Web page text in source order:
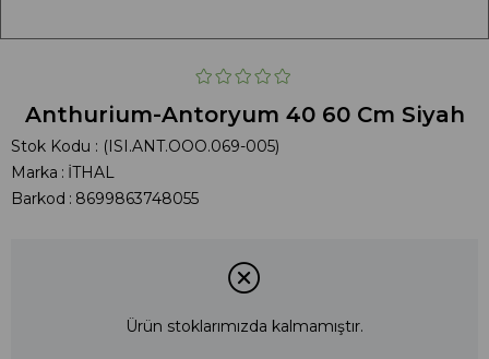
Anthurium-Antoryum 40 60 Cm Siyah
Stok Kodu
(ISI.ANT.OOO.069-005)
Marka : İTHAL
Barkod : 8699863748055
Ürün stoklarımızda kalmamıştır.